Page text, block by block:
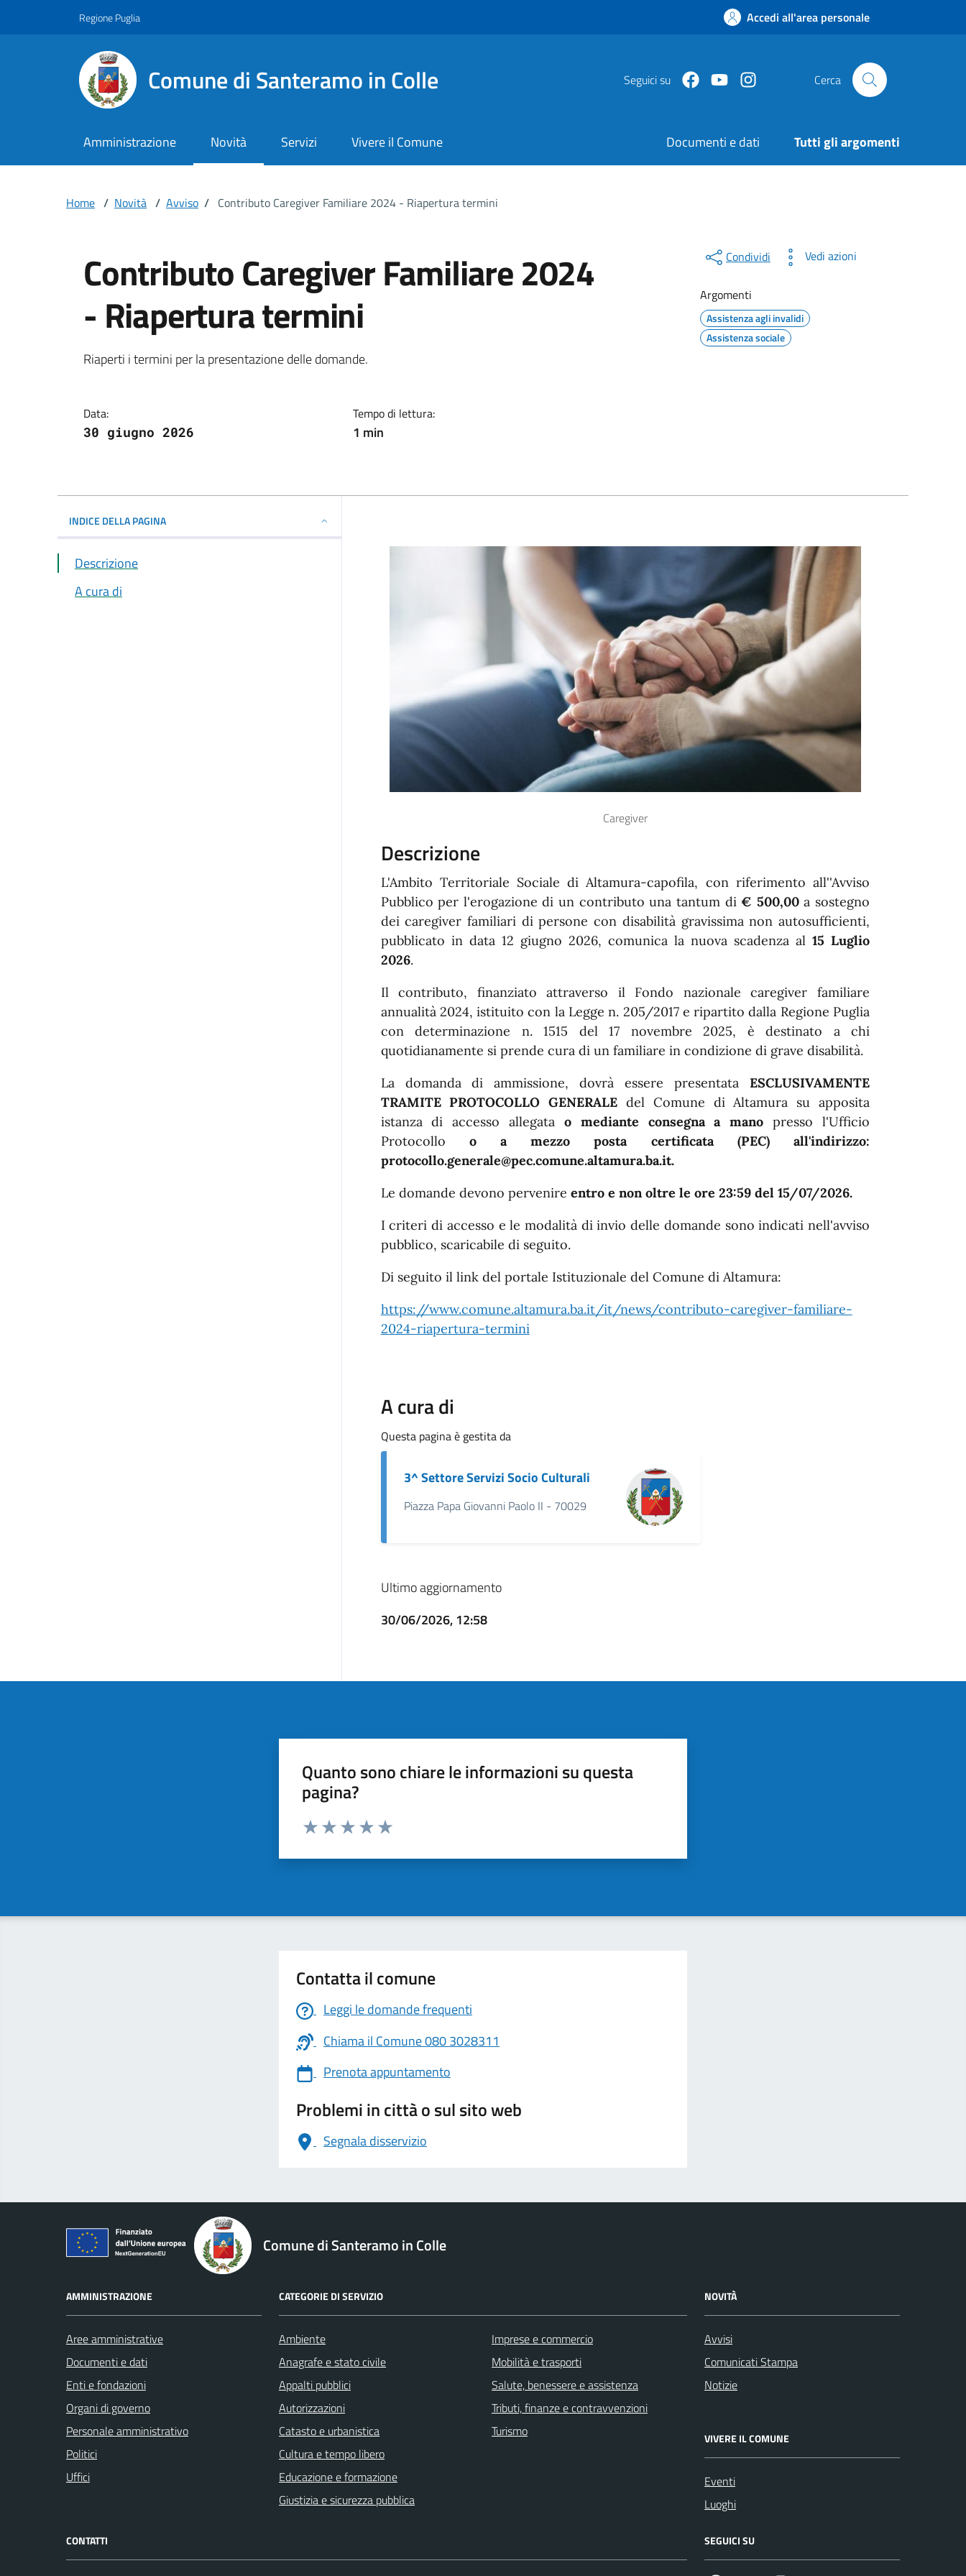
Regione Puglia Accedi all'area personale
Comune di Santeramo in Colle Seguici su FacebookYoutubeInstagram Cerca
Amministrazione Novità Servizi Vivere il Comune Documenti e dati Tutti gli argomenti
Home / Novità / Avviso / Contributo Caregiver Familiare 2024 - Riapertura termini
Contributo Caregiver Familiare 2024
- Riapertura termini
Dettagli della notizia
Riaperti i termini per la presentazione delle domande.
Data:
30 giugno 2026
Tempo di lettura:
1 min
Condividi Vedi azioni
Argomenti
Assistenza agli invalidi
Assistenza sociale
INDICE DELLA PAGINA
Descrizione
A cura di
Caregiver
Descrizione
L'Ambito Territoriale Sociale di Altamura-capofila, con riferimento all''Avviso
Pubblico per l'erogazione di un contributo una tantum di€ 500,00a sostegno
dei caregiver familiari di persone con disabilità gravissima non autosufficienti,
pubblicato in data 12 giugno 2026, comunica la nuova scadenza al 15 Luglio
2026.
Il contributo, finanziato attraverso il Fondo nazionale caregiver familiare
annualità 2024, istituito con la Legge n. 205/2017 e ripartito dalla Regione Puglia
con determinazione n. 1515 del 17 novembre 2025, è destinato a chi
quotidianamente si prende cura di un familiare in condizione di grave disabilità.
La domanda di ammissione, dovrà essere presentata ESCLUSIVAMENTE
TRAMITE PROTOCOLLO GENERALE del Comune di Altamura su apposita
istanza di accesso allegata o mediante consegna a mano presso l'Ufficio
Protocollo o a mezzo posta certificata (PEC) all'indirizzo:
protocollo.generale@pec.comune.altamura.ba.it.
Le domande devono pervenire entro e non oltre le ore 23:59 del 15/07/2026.
I criteri di accesso e le modalità di invio delle domande sono indicati nell'avviso
pubblico, scaricabile di seguito.
Di seguito il link del portale Istituzionale del Comune di Altamura:
https://www.comune.altamura.ba.it/it/news/contributo-caregiver-familiare-
2024-riapertura-termini
A cura di
Questa pagina è gestita da
3^ Settore Servizi Socio Culturali
Piazza Papa Giovanni Paolo II - 70029
Ultimo aggiornamento
30/06/2026, 12:58
Quanto sono chiare le informazioni su questa
pagina?
Valuta da 1 a 5 stelle la pagina
Contatta il comune
Leggi le domande frequenti
Chiama il Comune 080 3028311
Prenota appuntamento
Problemi in città o sul sito web
Segnala disservizio
logo Unione Europea
Comune di Santeramo in Colle
AMMINISTRAZIONE
Aree amministrative
Documenti e dati
Enti e fondazioni
Organi di governo
Personale amministrativo
Politici
Uffici
CATEGORIE DI SERVIZIO
Ambiente
Anagrafe e stato civile
Appalti pubblici
Autorizzazioni
Catasto e urbanistica
Cultura e tempo libero
Educazione e formazione
Giustizia e sicurezza pubblica
Imprese e commercio
Mobilità e trasporti
Salute, benessere e assistenza
Tributi, finanze e contravvenzioni
Turismo
NOVITÀ
Avvisi
Comunicati Stampa
Notizie
VIVERE IL COMUNE
Eventi
Luoghi
CONTATTI SEGUICI SU